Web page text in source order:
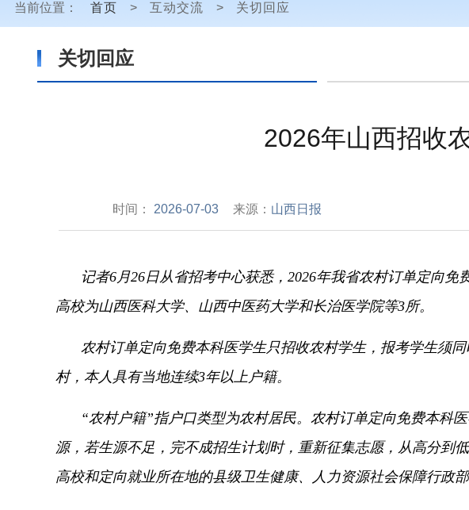
当前位置： 首页 > 互动交流 > 关切回应
关切回应
2026年山西招收
时间： 2026-07-03 来源： 山西日报
记者6月26日从省招考中心获悉， 2026年我省农村订单定向免
高校为山西医科大学、 山西中医药大学和长治医学院等3所。
农村订单定向免费本科医学生只招收农村学生， 报考学生须
村， 本人具有当地连续3年以上户籍。
“农村户籍”指户口类型为农村居民。 农村订单定向免费本科
源， 若生源不足， 完不成招生计划时， 重新征集志愿， 从高分到
高校和定向就业所在地的县级卫生健康、
人力资源社会保障行政